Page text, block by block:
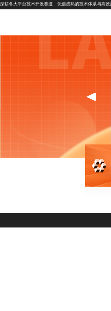
深耕各大平台技术开发赛道，凭借成熟的技术体系与高